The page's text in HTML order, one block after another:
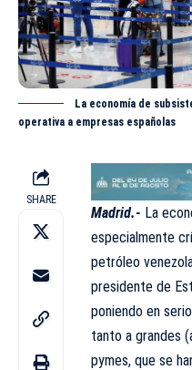
La economía de
operativa a empresas españolas
SHARE
Madrid.- La
especialmente
petróleo
presidente de
poniendo en
tanto a grandes
pymes, que se